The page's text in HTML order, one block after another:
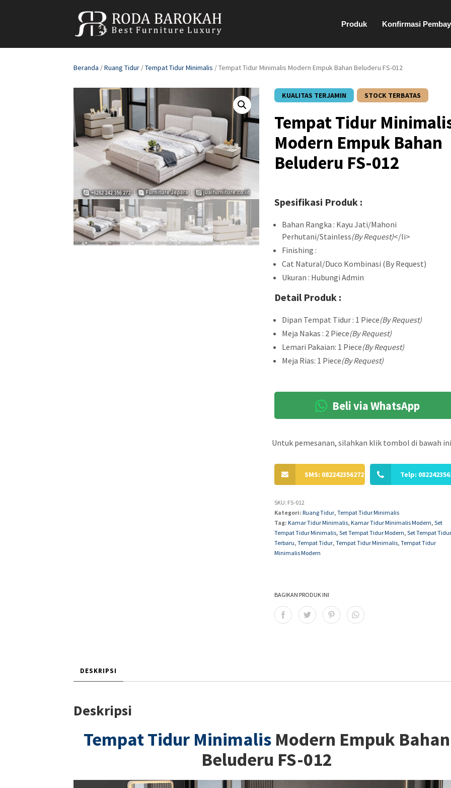
Produk Konfirmasi
Beranda /Ruang Tidur /Tempat Tidur Minimalis / Tempat Tidur Minimalis Modern Empuk Bahan Beluderu FS-012
KUALITAS TERJAMIN STOCK TERBATAS
Tempat Tidur
Modern Empuk Bahan
Beluderu FS-012
Spesifikasi Produk :
Bahan Rangka : Kayu Jati/Mahoni
Perhutani/Stainless(By Request)</li>
Finishing :
Cat Natural/Duco Kombinasi (By Request)
Ukuran : Hubungi Admin
Detail Produk :
Dipan Tempat Tidur : 1 Piece(By Request)
Meja Nakas : 2 Piece(By Request)
Lemari Pakaian: 1 Piece(By Request)
Meja Rias: 1 Piece(By Request)
Beli via WhatsApp
Untuk pemesanan, silahkan klik tombol di bawah
SMS: 082242356272 Telp:
SKU: FS-012
Kategori:Ruang Tidur,Tempat Tidur Minimalis
Tag:Kamar Tidur Minimalis,Kamar Tidur Minimalis Modern,Set
Tempat Tidur Minimalis,Set Tempat Tidur Modern,Set Tempat
Terbaru,Tempat Tidur,Tempat Tidur Minimalis,Tempat Tidur
Minimalis Modern
BAGIKAN PRODUK INI
DESKRIPSI
Deskripsi
Tempat Tidur Minimalis Modern Empuk Bahan
Beluderu FS-012